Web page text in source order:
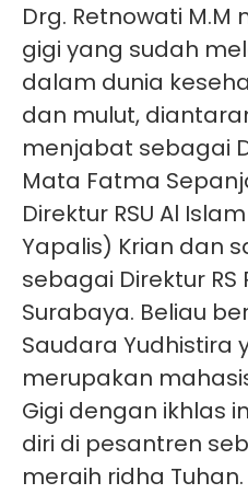
Drg. Retnowati
gigi yang sudah
dalam dunia
dan mulut,
menjabat sebagai
Mata Fatma
Direktur RSU Al
Yapalis) Krian dan
sebagai Direktur RS
Surabaya. Beliau
Saudara Yudhistira
merupakan
Gigi dengan ikhlas
diri di pesantren
meraih ridha Tuhan.